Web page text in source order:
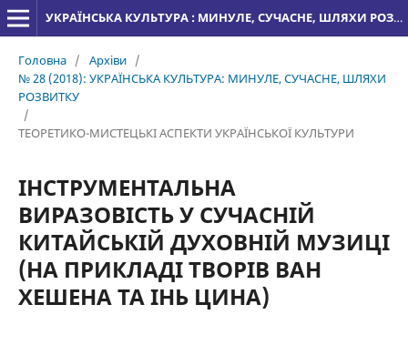
УКРАЇНСЬКА КУЛЬТУРА : МИНУЛЕ, СУЧАСНЕ, ШЛЯХИ РОЗВИТКУ
Головна / Архіви /
№ 28 (2018): УКРАЇНСЬКА КУЛЬТУРА: МИНУЛЕ, СУЧАСНЕ, ШЛЯХИ
РОЗВИТКУ
/
ТЕОРЕТИКО-МИСТЕЦЬКІ АСПЕКТИ УКРАЇНСЬКОЇ КУЛЬТУРИ
ІНСТРУМЕНТАЛЬНА
ВИРАЗОВІСТЬ У СУЧАСНІЙ
КИТАЙСЬКІЙ ДУХОВНІЙ МУЗИЦІ
(НА ПРИКЛАДІ ТВОРІВ ВАН
ХЕШЕНА ТА ІНЬ ЦИНА)